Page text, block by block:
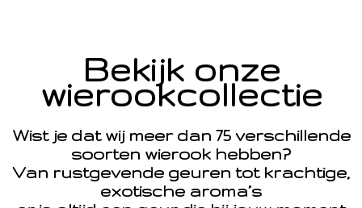
Bekijk onze
wierookcollectie
Wist je dat wij meer dan 75 verschillende
soorten wierook hebben?
Van rustgevende geuren tot krachtige,
exotische aroma’s